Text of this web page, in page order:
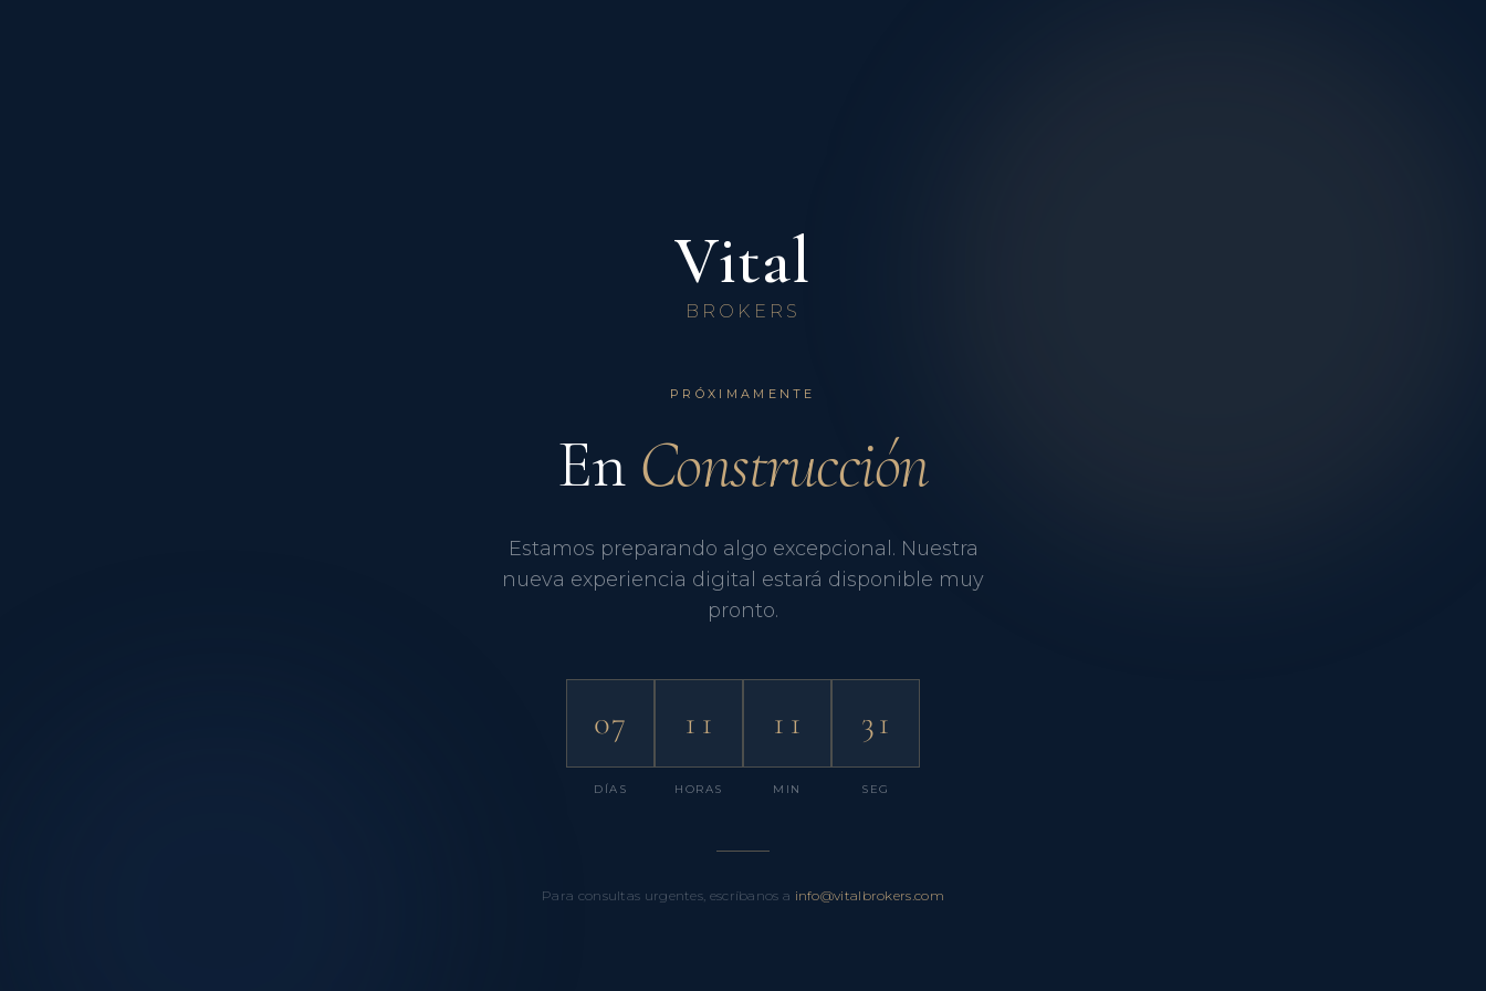
Vital
BROKERS
PRÓXIMAMENTE
En Construcción
Estamos preparando algo excepcional. Nuestra
nueva experiencia digital estará disponible muy
pronto.
07
DÍAS
11
HORAS
11
MIN
31
SEG
Para consultas urgentes, escríbanos a info@vitalbrokers.com